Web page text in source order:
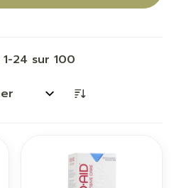
1-24 sur 100